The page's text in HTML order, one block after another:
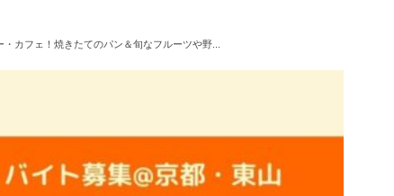
カフェ！焼きたてのパン＆旬なフルーツや野...